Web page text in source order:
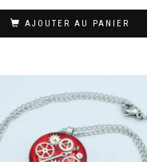
AJOUTER AU PANIER